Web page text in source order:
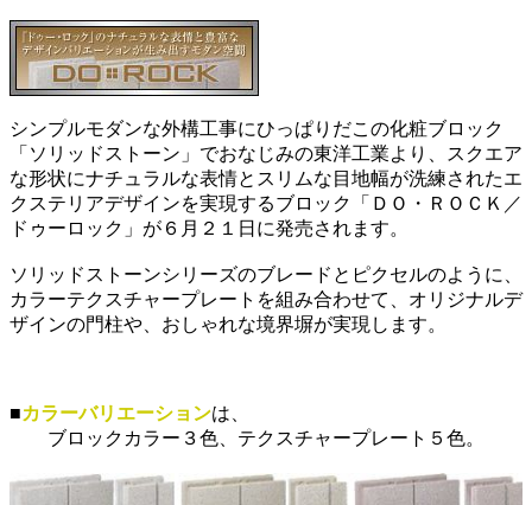
シンプルモダンな外構工事にひっぱりだこの化粧ブロック
「ソリッドストーン」でおなじみの東洋工業より、スクエア
な形状にナチュラルな表情とスリムな目地幅が洗練されたエ
クステリアデザインを実現するブロック「ＤＯ・ＲＯＣＫ／
ドゥーロック」が６月２１日に発売されます。
ソリッドストーンシリーズのブレードとピクセルのように、
カラーテクスチャープレートを組み合わせて、オリジナルデ
ザインの門柱や、おしゃれな境界塀が実現します。
■カラーバリエーションは、
ブロックカラー３色、テクスチャープレート５色。